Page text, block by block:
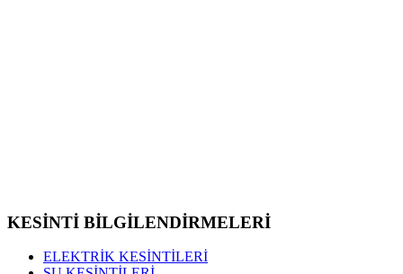
KESİNTİ BİLGİLENDİRMELERİ
ELEKTRİK KESİNTİLERİ